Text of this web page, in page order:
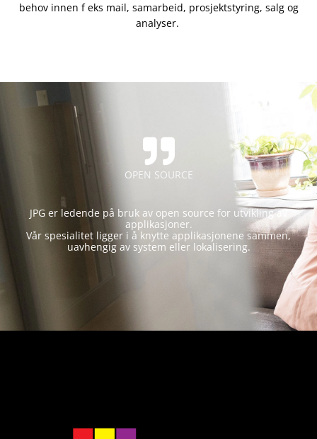
behov innen f eks mail, samarbeid, prosjektstyring, salg og
analyser.
OPEN SOURCE
JPG er ledende på bruk av open source for utvikling av
applikasjoner.
Vår spesialitet ligger i å knytte applikasjonene sammen,
uavhengig av system eller lokalisering.